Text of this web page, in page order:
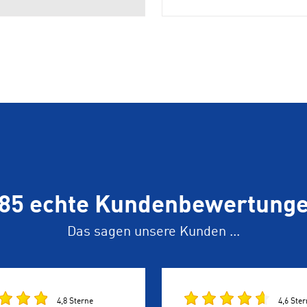
echte
Das sagen unsere Kunden ...
4,8 Sterne 4,6